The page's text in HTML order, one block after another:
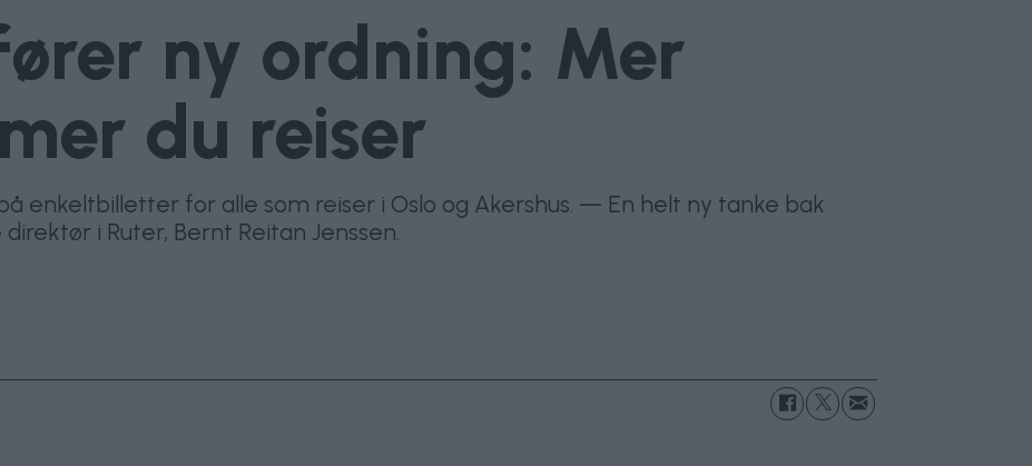
ny ordning: Mer
du reiser
enkeltbilletter for alle som reiser i Oslo og Akershus. — En helt ny tanke bak
i Ruter, Bernt Reitan Jenssen.